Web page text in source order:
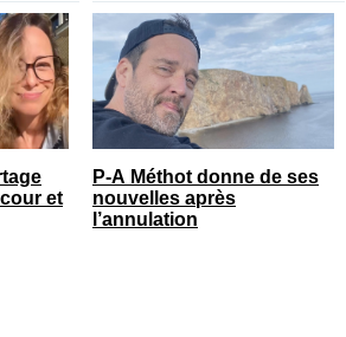
et
P-A Méthot donne de ses
nouvelles après
l’annulation